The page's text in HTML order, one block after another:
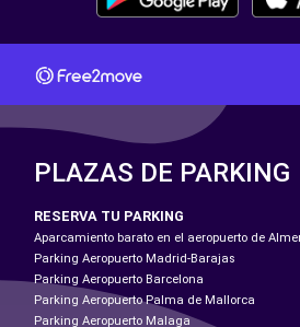
PLAZAS DE PARKING
RESERVA TU PARKING
Aparcamiento barato en el aeropuerto de
Parking Aeropuerto Madrid-Barajas
Parking Aeropuerto Barcelona
Parking Aeropuerto Palma de Mallorca
Parking Aeropuerto Malaga